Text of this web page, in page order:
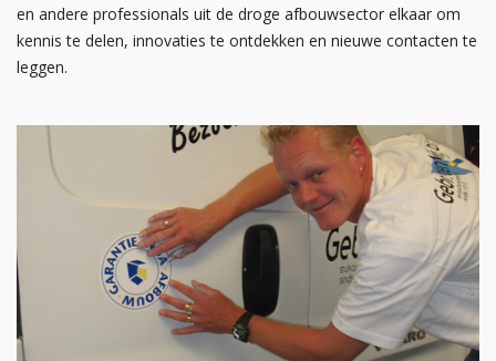
en andere professionals uit de droge afbouwsector elkaar om
kennis te delen, innovaties te ontdekken en nieuwe contacten te
leggen.